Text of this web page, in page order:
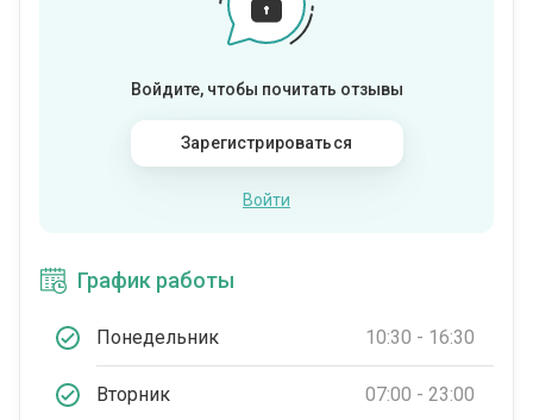
Войдите, чтобы почитать отзывы
Зарегистрироваться
Войти
График работы
Понедельник 10:30 - 16:30
Вторник 07:00 - 23:00